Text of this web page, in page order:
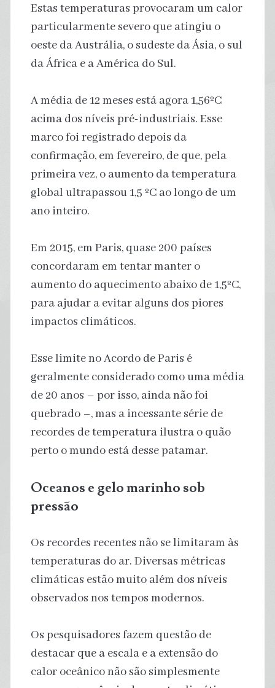
Estas temperaturas provocaram um calor
particularmente severo que atingiu o
oeste da Austrália, o sudeste da Ásia, o sul
da África e a América do Sul.
A média de 12 meses está agora 1,56ºC
acima dos níveis pré-industriais. Esse
marco foi registrado depois da
confirmação, em fevereiro, de que, pela
primeira vez, o aumento da temperatura
global ultrapassou 1,5 ºC ao longo de um
ano inteiro.
Em 2015, em Paris, quase 200 países
concordaram em tentar manter o
aumento do aquecimento abaixo de 1,5ºC,
para ajudar a evitar alguns dos piores
impactos climáticos.
Esse limite no Acordo de Paris é
geralmente considerado como uma média
de 20 anos – por isso, ainda não foi
quebrado –, mas a incessante série de
recordes de temperatura ilustra o quão
perto o mundo está desse patamar.
Oceanos e gelo marinho sob
pressão
Os recordes recentes não se limitaram às
temperaturas do ar. Diversas métricas
climáticas estão muito além dos níveis
observados nos tempos modernos.
Os pesquisadores fazem questão de
destacar que a escala e a extensão do
calor oceânico não são simplesmente